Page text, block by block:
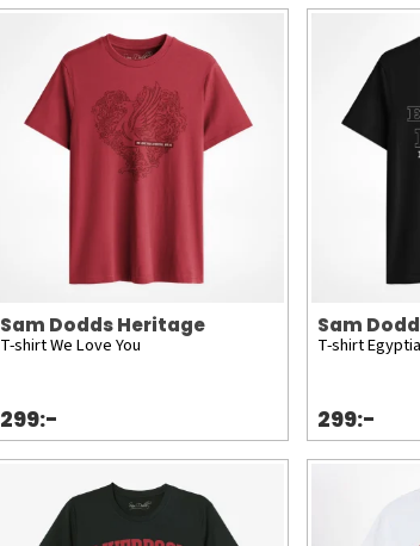
Sam Dodds Heritage
T-shirt We Love You
299:-
Sam
T-shirt
299:-